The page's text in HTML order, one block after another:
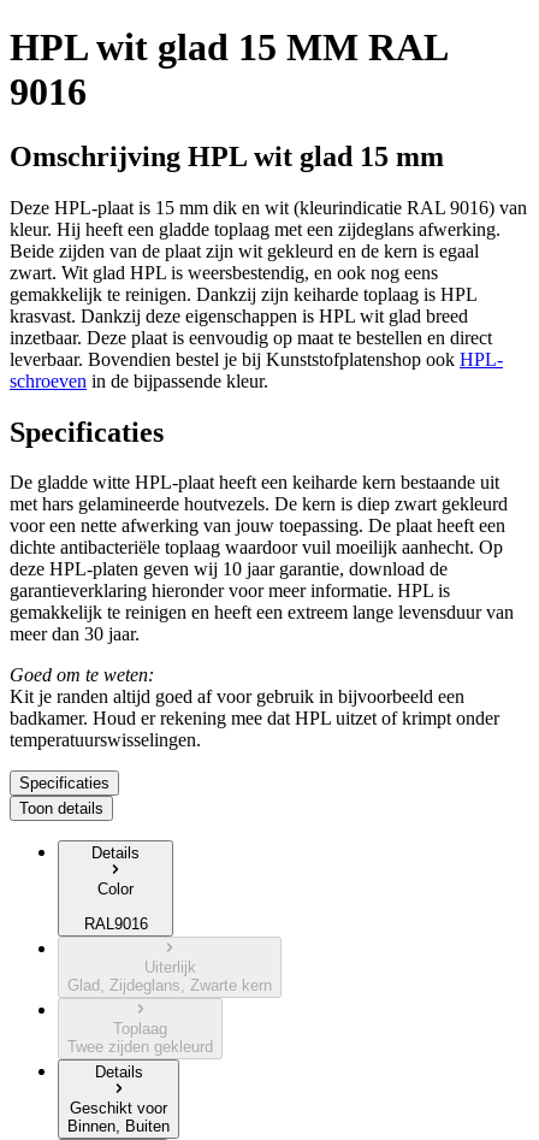
HPL wit glad 15 MM RAL
9016
Omschrijving HPL wit glad 15 mm
Deze HPL-plaat is 15 mm dik en wit (kleurindicatie RAL 9016) van
kleur. Hij heeft een gladde toplaag met een zijdeglans afwerking.
Beide zijden van de plaat zijn wit gekleurd en de kern is egaal
zwart. Wit glad HPL is weersbestendig, en ook nog eens
gemakkelijk te reinigen. Dankzij zijn keiharde toplaag is HPL
krasvast. Dankzij deze eigenschappen is HPL wit glad breed
inzetbaar. Deze plaat is eenvoudig op maat te bestellen en direct
leverbaar. Bovendien bestel je bij Kunststofplatenshop ook HPL-
schroeven in de bijpassende kleur.
Specificaties
De gladde witte HPL-plaat heeft een keiharde kern bestaande uit
met hars gelamineerde houtvezels. De kern is diep zwart gekleurd
voor een nette afwerking van jouw toepassing. De plaat heeft een
dichte antibacteriële toplaag waardoor vuil moeilijk aanhecht. Op
deze HPL-platen geven wij 10 jaar garantie, download de
garantieverklaring hieronder voor meer informatie. HPL is
gemakkelijk te reinigen en heeft een extreem lange levensduur van
meer dan 30 jaar.
Goed om te weten:
Kit je randen altijd goed af voor gebruik in bijvoorbeeld een
badkamer. Houd er rekening mee dat HPL uitzet of krimpt onder
temperatuurswisselingen.
Specificaties
Toon details
Details
Color
RAL9016
Uiterlijk
Glad, Zijdeglans, Zwarte kern
Toplaag
Twee zijden gekleurd
Details
Geschikt voor
Binnen, Buiten